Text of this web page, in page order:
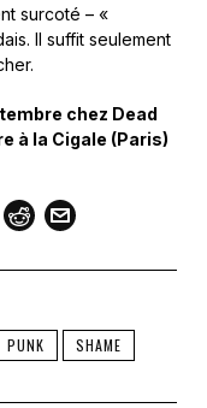
surcoté – «
Il suffit seulement
chez Dead
à la Cigale (Paris)
PUNK SHAME